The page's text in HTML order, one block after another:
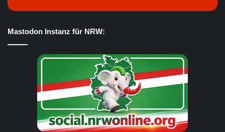
Mastodon Instanz für NRW: